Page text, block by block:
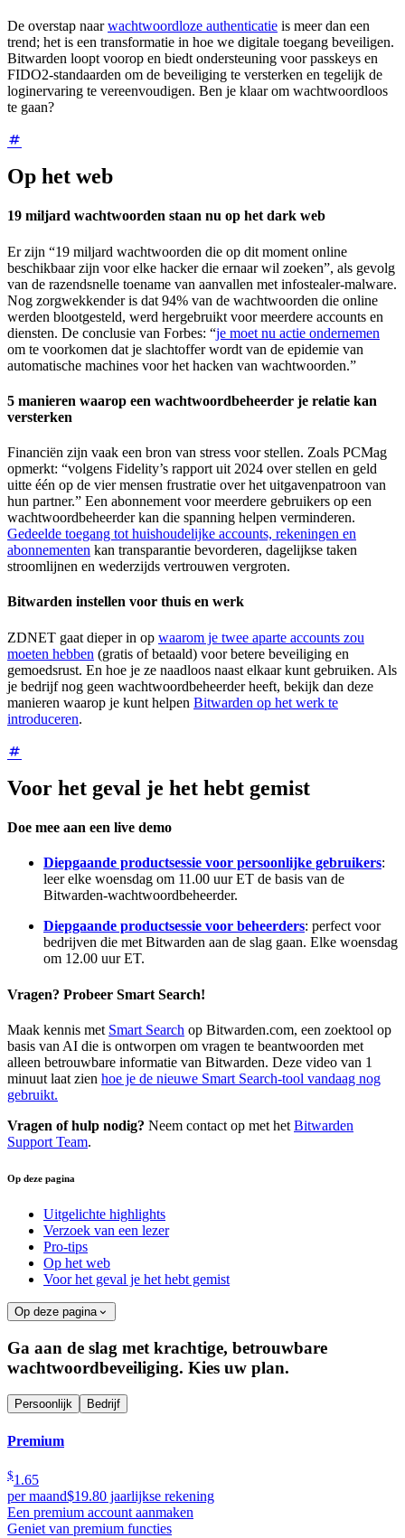
De overstap naarwachtwoordloze authenticatie is meer dan een
trend; het is een transformatie in hoe we digitale toegang beveiligen.
Bitwarden loopt voorop en biedt ondersteuning voor passkeys en
FIDO2-standaarden om de beveiliging te versterken en tegelijk de
loginervaring te vereenvoudigen. Ben je klaar om wachtwoordloos
te gaan?
Op het web
19 miljard wachtwoorden staan nu op het dark web
Er zijn “19 miljard wachtwoorden die op dit moment online
beschikbaar zijn voor elke hacker die ernaar wil zoeken”, als gevolg
van de razendsnelle toename van aanvallen met infostealer-malware.
Nog zorgwekkender is dat 94% van de wachtwoorden die online
werden blootgesteld, werd hergebruikt voor meerdere accounts en
diensten. De conclusie van Forbes: “je moet nu actie ondernemen
om te voorkomen dat je slachtoffer wordt van de epidemie van
automatische machines voor het hacken van wachtwoorden.”
5 manieren waarop een wachtwoordbeheerder je relatie kan
versterken
Financiën zijn vaak een bron van stress voor stellen. Zoals PCMag
opmerkt: “volgens Fidelity’s rapport uit 2024 over stellen en geld
uitte één op de vier mensen frustratie over het uitgavenpatroon van
hun partner.” Een abonnement voor meerdere gebruikers op een
wachtwoordbeheerder kan die spanning helpen verminderen.
Gedeelde toegang tot huishoudelijke accounts, rekeningen en
abonnementen kan transparantie bevorderen, dagelijkse taken
stroomlijnen en wederzijds vertrouwen vergroten.
Bitwarden instellen voor thuis en werk
ZDNET gaat dieper in op waarom je twee aparte accounts zou
moeten hebben (gratis of betaald) voor betere beveiliging en
gemoedsrust. En hoe je ze naadloos naast elkaar kunt gebruiken. Als
je bedrijf nog geen wachtwoordbeheerder heeft, bekijk dan deze
manieren waarop je kunt helpen Bitwarden op het werk te
introduceren.
Voor het geval je het hebt gemist
Doe mee aan een live demo
Diepgaande productsessie voor persoonlijke gebruikers:
leer elke woensdag om 11.00 uur ET de basis van de
Bitwarden-wachtwoordbeheerder.
Diepgaande productsessie voor beheerders: perfect voor
bedrijven die met Bitwarden aan de slag gaan. Elke woensdag
om 12.00 uur ET.
Vragen? Probeer Smart Search!
Maak kennis met Smart Search op Bitwarden.com, een zoektool op
basis van AI die is ontworpen om vragen te beantwoorden met
alleen betrouwbare informatie van Bitwarden. Deze video van 1
minuut laat zien hoe je de nieuwe Smart Search-tool vandaag nog
gebruikt.
Vragen of hulp nodig? Neem contact op met het Bitwarden
Support Team.
Op deze pagina
Uitgelichte highlights
Verzoek van een lezer
Pro-tips
Op het web
Voor het geval je het hebt gemist
Op deze pagina
Ga aan de slag met krachtige, betrouwbare
wachtwoordbeveiliging. Kies uw plan.
Persoonlijk Bedrijf
Premium
$1.65
per maand$19.80 jaarlijkse rekening
Een premium account aanmaken
Geniet van premium functies